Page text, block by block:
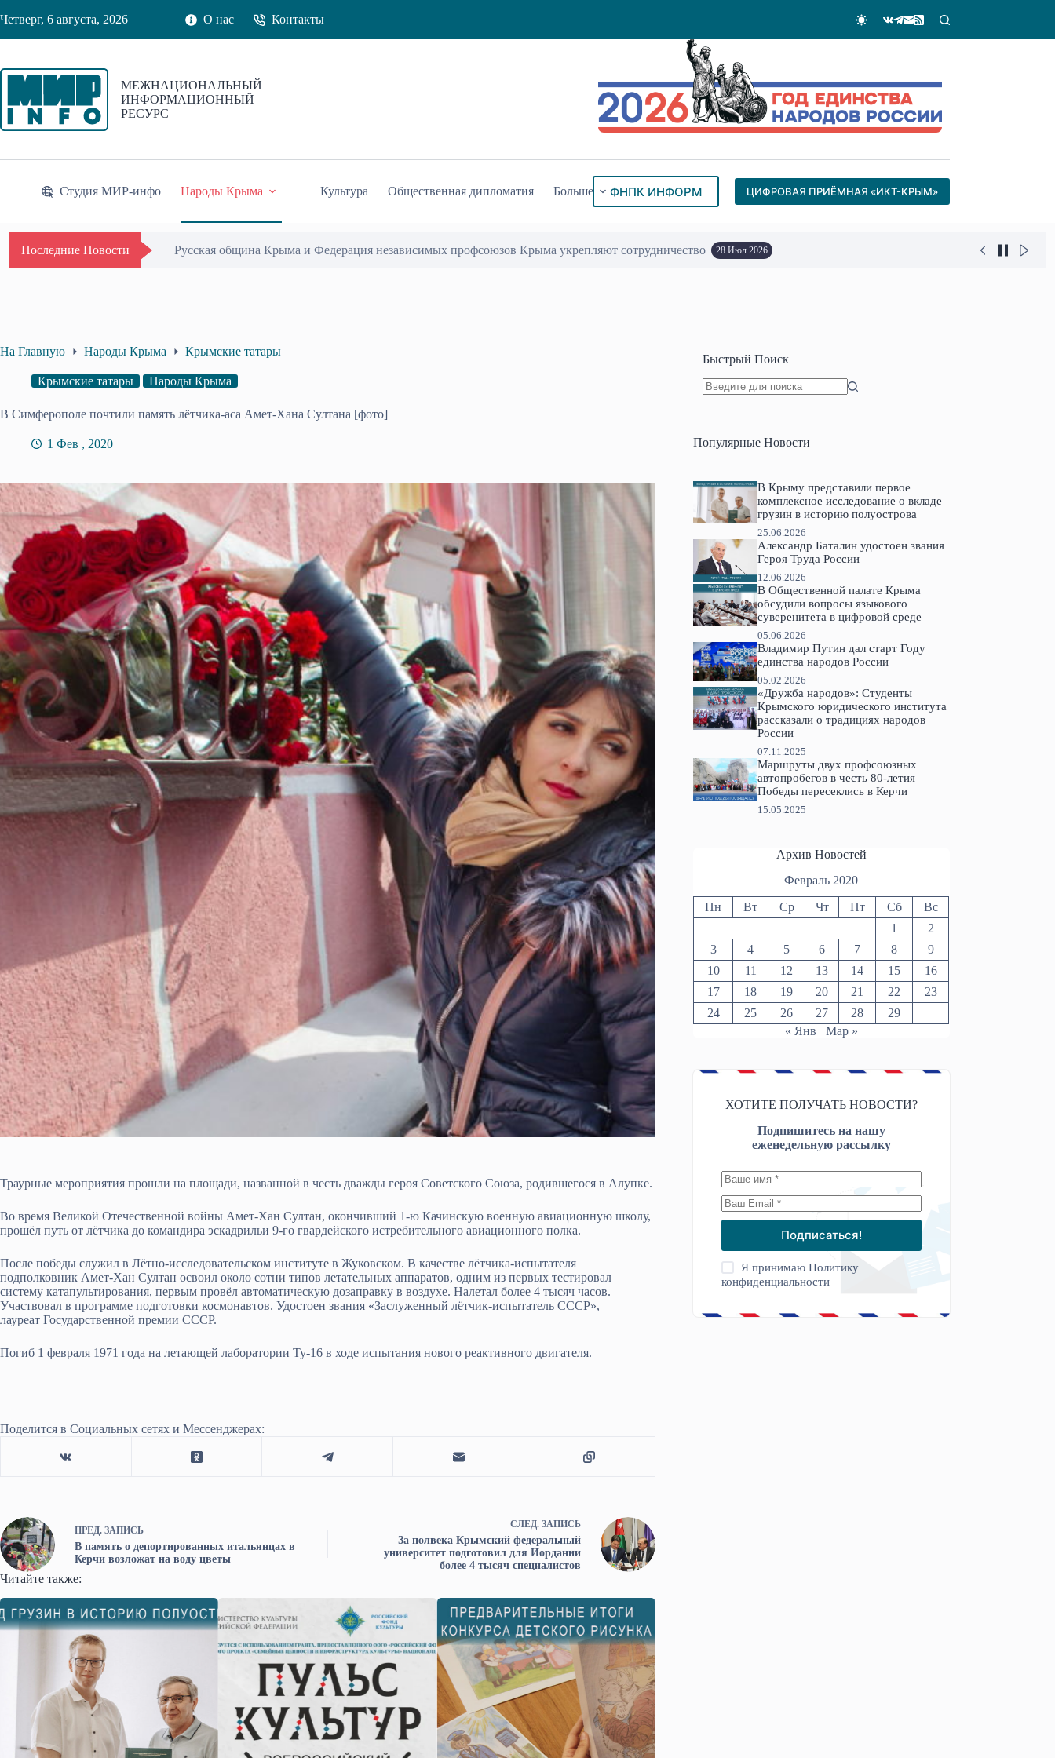
к
Четверг, 6 августа, 2026 О нас Контакты
МЕЖНАЦИОНАЛЬНЫЙ
ИНФОРМАЦИОННЫЙ
РЕСУРС
Студия МИР-инфо Народы Крыма Культура Общественная дипломатия Больше ФНПК ИНФОРМ ЦИФРОВАЯ ПРИЁМНАЯ «ИКТ-КРЫМ»
Последние Новости Русская община Крыма и Федерация независимых профсоюзов Крыма укрепляют сотрудничество 28 Июл 2026
На Главную Народы Крыма Крымские татары
Крымские татары Народы Крыма
В Симферополе почтили память лётчика-аса Амет-Хана Султана [фото]
1 Фев , 2020
Траурные мероприятия прошли на площади, названной в честь дважды героя Советского Союза, родившегося в Алупке.
Во время Великой Отечественной войны Амет-Хан Султан, окончивший 1-ю Качинскую военную авиационную школу,
прошёл путь от лётчика до командира эскадрильи 9-го гвардейского истребительного авиационного полка.
После победы служил в Лётно-исследовательском институте в Жуковском. В качестве лётчика-испытателя
подполковник Амет-Хан Султан освоил около сотни типов летательных аппаратов, одним из первых тестировал
систему катапультирования, первым провёл автоматическую дозаправку в воздухе. Налетал более 4 тысяч часов.
Участвовал в программе подготовки космонавтов. Удостоен звания «Заслуженный лётчик-испытатель СССР»,
лауреат Государственной премии СССР.
Погиб 1 февраля 1971 года на летающей лаборатории Ту-16 в ходе испытания нового реактивного двигателя.
Поделится в Социальных сетях и Мессенджерах:
ПРЕД. ЗАПИСЬ
В память о депортированных итальянцах в
Керчи возложат на воду цветы
СЛЕД. ЗАПИСЬ
За полвека Крымский федеральный
университет подготовил для Иордании
более 4 тысяч специалистов
Читайте также:
Быстрый Поиск
Популярные Новости
В Крыму представили первое
комплексное исследование о вкладе
грузин в историю полуострова
25.06.2026
Александр Баталин удостоен звания
Героя Труда России
12.06.2026
В Общественной палате Крыма
обсудили вопросы языкового
суверенитета в цифровой среде
05.06.2026
Владимир Путин дал старт Году
единства народов России
05.02.2026
«Дружба народов»: Студенты
Крымского юридического института
рассказали о традициях народов
России
07.11.2025
Маршруты двух профсоюзных
автопробегов в честь 80-летия
Победы пересеклись в Керчи
15.05.2025
Архив Новостей
Февраль 2020
Пн Вт Ср Чт Пт Сб
Вс
1
2
3
4 5 6 7 8
9
10
11 12 13 14 15
16
17
18 19 20 21 22
23
24
25 26 27 28
29
« Янв
Мар »
ХОТИТЕ ПОЛУЧАТЬ НОВОСТИ?
Подпишитесь на нашу
еженедельную рассылку
Подписаться!
Я принимаюПолитику
конфиденциальности